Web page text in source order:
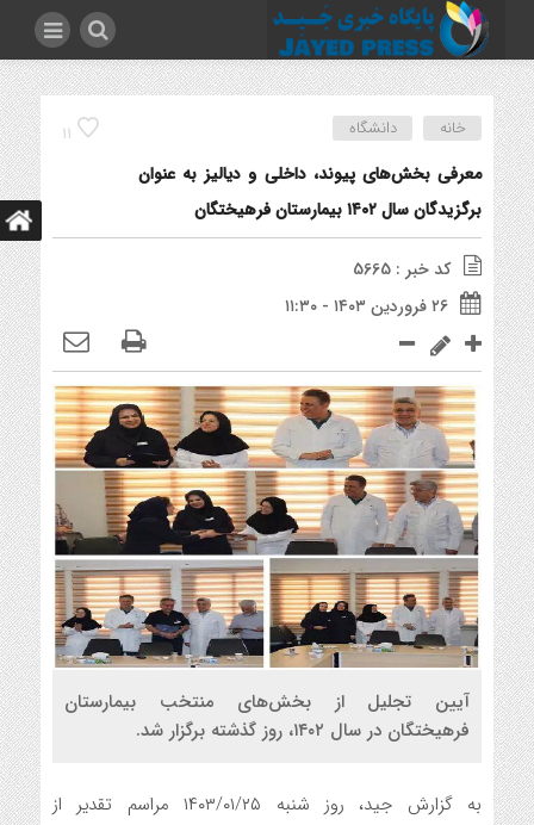
11 خانه دانشگاه
معرفی بخش‌های پیوند، داخلی و دیالیز به عنوان
برگزیدگان سال ۱۴۰۲ بیمارستان فرهیختگان
کد خبر : 5665
۲۶ فروردین ۱۴۰۳ - ۱۱:۳۰
آیین تجلیل از بخش‌های منتخب بیمارستان
فرهیختگان در سال ۱۴۰۲، روز گذشته برگزار شد.
به گزارش جید، روز شنبه ۱۴۰۳/۰۱/۲۵ مراسم تقدیر از